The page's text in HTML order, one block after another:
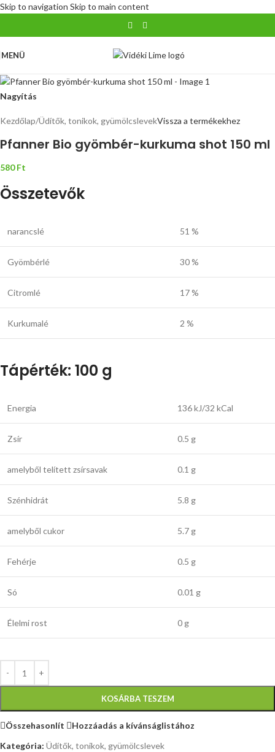
Skip to navigation Skip to main content
MENÜ
Nagyítás
Kezdőlap/Üdítők, tonikok, gyümölcslevekVissza a termékekhez
Pfanner Bio gyömbér-kurkuma shot 150 ml
580Ft
Összetevők
narancslé 51 %
Gyömbérlé 30 %
Citromlé 17 %
Kurkumalé 2 %
Tápérték: 100 g
Energia 136 kJ/32 kCal
Zsír 0.5 g
amelyből telített zsírsavak 0.1 g
Szénhidrát 5.8 g
amelyből cukor 5.7 g
Fehérje 0.5 g
Só 0.01 g
Élelmi rost 0 g
KOSÁRBA TESZEM
Összehasonlít
Hozzáadás a kívánságlistához
Kategória: Üdítők, tonikok, gyümölcslevek